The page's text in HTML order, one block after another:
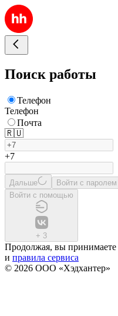
Поиск работы
Телефон
Телефон
Почта
🇷🇺
+7
Дальше
Войти с паролем
Войти с помощью
+ 3
Продолжая, вы принимаете
и правила сервиса
© 2026 ООО «Хэдхантер»